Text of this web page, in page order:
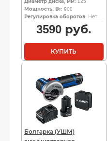
Диаметр диска, мм: 125
Мощность, Вт: 900
Регулировка оборотов: Нет
3590руб.
КУПИТЬ
Болгарка (УШМ)